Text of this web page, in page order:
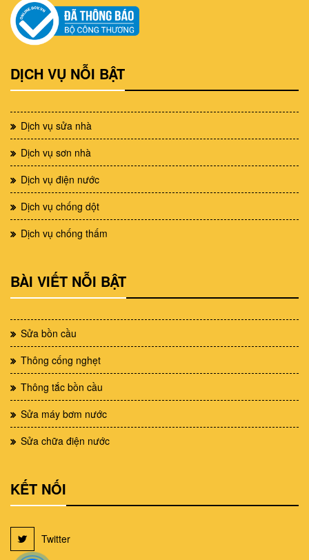
DỊCH VỤ NỖI BẬT
Dịch vụ sửa nhà
Dịch vụ sơn nhà
Dịch vụ điện nước
Dịch vụ chống dột
Dịch vụ chống thấm
BÀI VIẾT NỖI BẬT
Sửa bồn cầu
Thông cống nghẹt
Thông tắc bồn cầu
Sửa máy bơm nước
Sửa chữa điện nước
KẾT NỐI
Twitter